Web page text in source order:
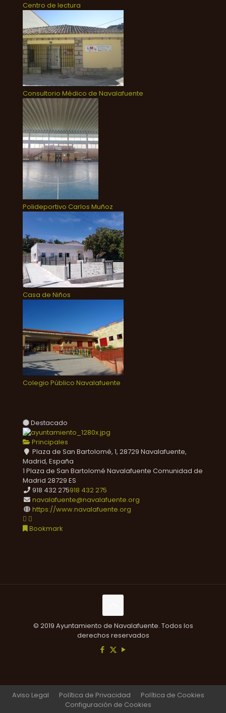
Centro de lectura
Consultorio Médico de Navalafuente
Polideportivo Carlos Muñoz
Casa de Niños
Colegio Público Navalafuente
Destacado
Principales
Plaza de San Bartolomé, 1, 28729 Navalafuente,
Madrid, España
1 Plaza de San Bartolomé Navalafuente Comunidad de
Madrid 28729 ES
918 432 275918 432 275
navalafuente@navalafuente.org
https://www.navalafuente.org
Bookmark
© 2019 Ayuntamiento de Navalafuente. Todos los
derechos reservados
Aviso Legal Política de Privacidad
Política de Cookies
Configuración de Cookies